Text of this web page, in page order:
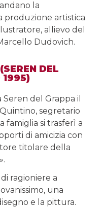
la
produzione artistica
allievo del
Dudovich.
DEL
1995)
del Grappa il
segretario
famiglia si trasferì a
di amicizia con
titolare della
ragioniere a
una
e la pittura.